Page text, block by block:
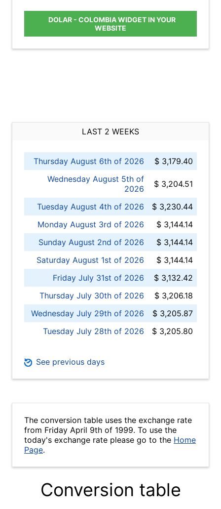
DOLAR - COLOMBIA WIDGET IN YOUR
WEBSITE
LAST 2 WEEKS
Thursday August 6th of 2026
$ 3,179.40
Wednesday August 5th of
2026
$ 3,204.51
Tuesday August 4th of 2026
$ 3,230.44
Monday August 3rd of 2026
$ 3,144.14
Sunday August 2nd of 2026
$ 3,144.14
Saturday August 1st of 2026
$ 3,144.14
Friday July 31st of 2026
$ 3,132.42
Thursday July 30th of 2026
$ 3,206.18
Wednesday July 29th of 2026
$ 3,205.87
Tuesday July 28th of 2026
$ 3,205.80
See previous days
The conversion table uses the exchange rate
from Friday April 9th of 1999. To use the
today's exchange rate please go to the Home
Page.
Conversion table